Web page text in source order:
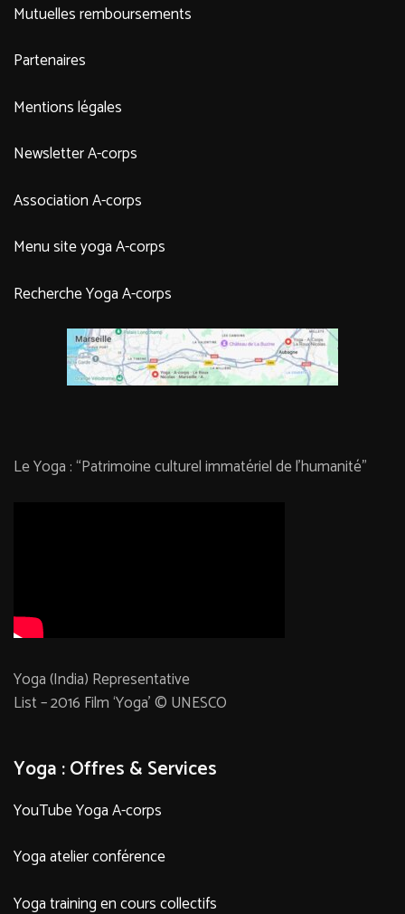
Mutuelles remboursements
Partenaires
Mentions légales
Newsletter A-corps
Association A-corps
Menu site yoga A-corps
Recherche Yoga A-corps
Le Yoga : “Patrimoine culturel immatériel de l’humanité”
Yoga (India) Representative
List – 2016 Film ‘Yoga’ © UNESCO
Yoga : Offres & Services
YouTube Yoga A-corps
Yoga atelier conférence
Yoga training en cours collectifs